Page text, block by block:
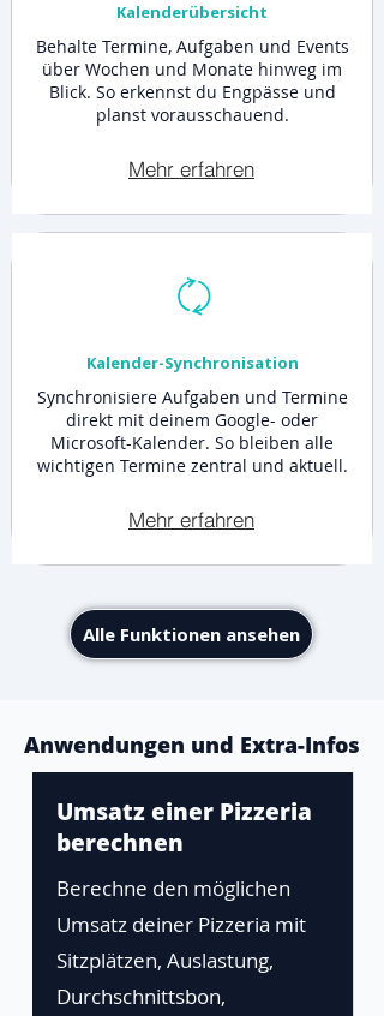
Kalenderübersicht
Behalte Termine, Aufgaben und Events
über Wochen und Monate hinweg im
Blick. So erkennst du Engpässe und
planst vorausschauend.
Mehr erfahren
Kalender-Synchronisation
Synchronisiere Aufgaben und Termine
direkt mit deinem Google- oder
Microsoft-Kalender. So bleiben alle
wichtigen Termine zentral und aktuell.
Mehr erfahren
Alle Funktionen ansehen
Anwendungen und Extra-Infos
Umsatz einer Pizzeria
berechnen
Berechne den möglichen
Umsatz deiner Pizzeria mit
Sitzplätzen, Auslastung,
Durchschnittsbon,